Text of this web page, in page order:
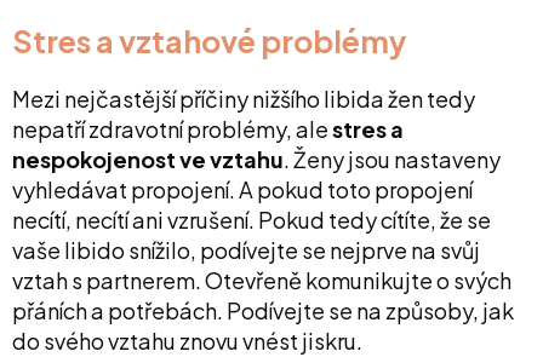
Stres a vztahové problémy
Mezi nejčastější příčiny nižšího libida žen tedy
nepatří zdravotní problémy, alestres a
nespokojenost ve vztahu. Ženy jsou nastaveny
vyhledávat propojení. A pokud toto propojení
necítí, necítí ani vzrušení. Pokud tedy cítíte, že se
vaše libido snížilo, podívejte se nejprve na svůj
vztah s partnerem. Otevřeně komunikujte o svých
přáních a potřebách. Podívejte se na způsoby, jak
do svého vztahu znovu vnést jiskru.